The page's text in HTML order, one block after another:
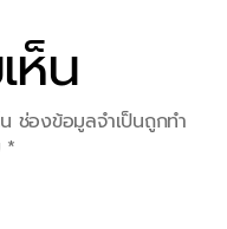
ห็น
ช่องข้อมูลจำเป็นถูกทำ
*